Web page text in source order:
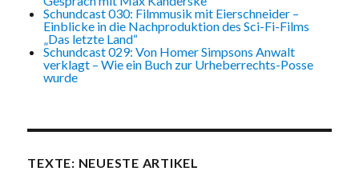
Schundcast 030: Filmmusik mit Eierschneider –
Einblicke in die Nachproduktion des Sci-Fi-Films
„Das letzte Land“
Schundcast 029: Von Homer Simpsons Anwalt
verklagt – Wie ein Buch zur Urheberrechts-Posse
wurde
TEXTE: NEUESTE ARTIKEL